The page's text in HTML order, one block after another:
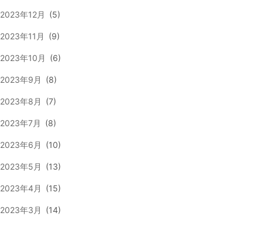
2023年12月 (5)
2023年11月 (9)
2023年10月 (6)
2023年9月 (8)
2023年8月 (7)
2023年7月 (8)
2023年6月 (10)
2023年5月 (13)
2023年4月 (15)
2023年3月 (14)